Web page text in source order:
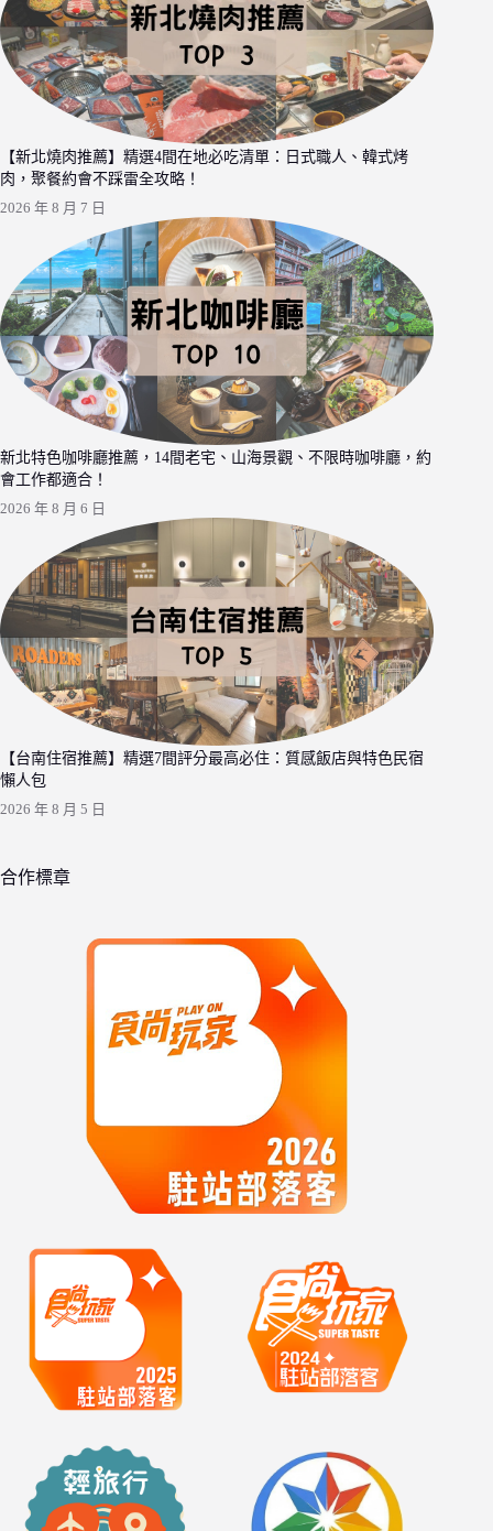
【新北燒肉推薦】精選4間在地必吃清單：日式職人、韓式烤
肉，聚餐約會不踩雷全攻略！
2026 年 8 月 7 日
新北特色咖啡廳推薦，14間老宅、山海景觀、不限時咖啡廳，約
會工作都適合！
2026 年 8 月 6 日
【台南住宿推薦】精選7間評分最高必住：質感飯店與特色民宿
懶人包
2026 年 8 月 5 日
合作標章